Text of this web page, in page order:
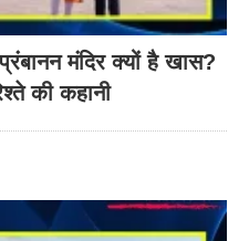
मंदिर क्यों है खास?
की कहानी